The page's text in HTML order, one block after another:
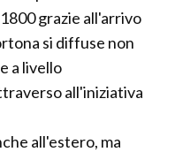
grazie all'arrivo
si diffuse non
a livello
all'iniziativa
all'estero, ma